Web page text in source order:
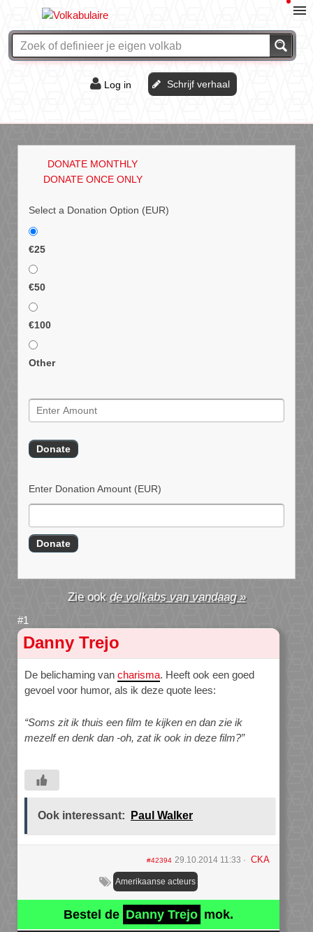
Log in Schrijf verhaal
DONATE MONTHLY
DONATE ONCE ONLY
Select a Donation Option (EUR)
€25
€50
€100
Other
Enter Donation Amount (EUR)
de volkabs van vandaag »
Danny Trejo
De belichaming van charisma. Heeft ook een goed
gevoel voor humor, als ik deze quote lees:
“Soms zit ik thuis een film te kijken en dan zie ik
mezelf en denk dan -oh, zat ik ook in deze film?”
Ook interessant: Paul Walker
#42394 29.10.2014 11:33 CKA
Amerikaanse acteurs
Bestel de Danny Trejo mok.